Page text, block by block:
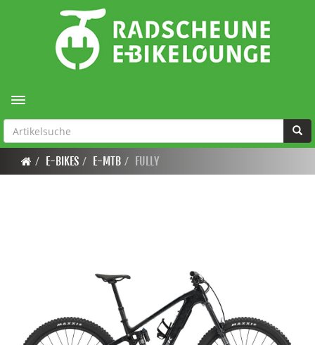
Toggle navigation
E-BIKES E-MTB FULLY